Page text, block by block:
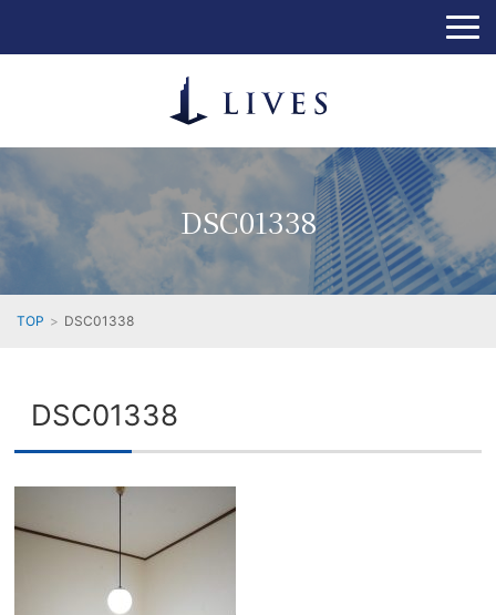
DSC01338
TOP DSC01338
DSC01338